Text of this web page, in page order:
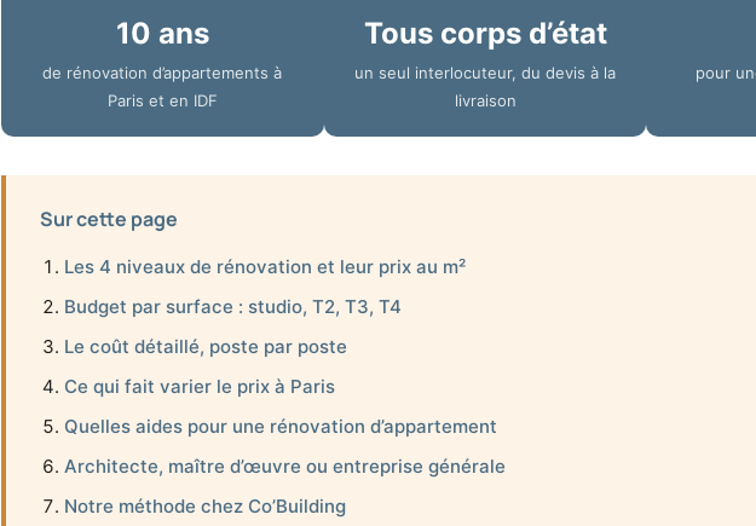
10 ans
de rénovation d’appartements à
Paris et en IDF
Tous corps d’état
un seul interlocuteur, du devis à la
livraison
pour
Sur cette page
Les 4 niveaux de rénovation et leur prix au m²
Budget par surface : studio, T2, T3, T4
Le coût détaillé, poste par poste
Ce qui fait varier le prix à Paris
Quelles aides pour une rénovation d’appartement
Architecte, maître d’œuvre ou entreprise générale
Notre méthode chez Co’Building